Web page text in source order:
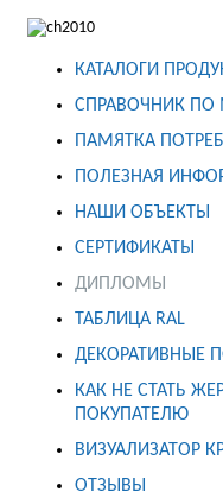
КАТАЛОГИ
СПРАВОЧНИК ПО
ПАМЯТКА
ПОЛЕЗНАЯ
НАШИ ОБЪЕКТЫ
СЕРТИФИКАТЫ
ДИПЛОМЫ
ТАБЛИЦА RAL
ДЕКОРАТИВНЫЕ
КАК НЕ СТАТЬ
ПОКУПАТЕЛЮ
ВИЗУАЛИЗАТОР
ОТЗЫВЫ